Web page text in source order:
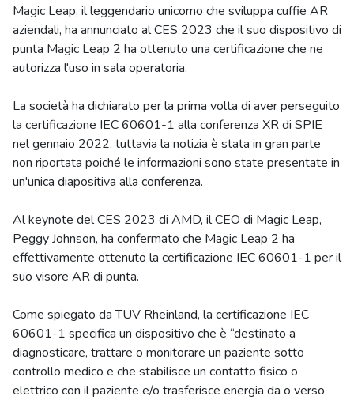
Magic Leap, il leggendario unicorno che sviluppa cuffie AR
aziendali, ha annunciato al CES 2023 che il suo dispositivo di
punta Magic Leap 2 ha ottenuto una certificazione che ne
autorizza l'uso in sala operatoria.
La società ha dichiarato per la prima volta di aver perseguito
la certificazione IEC 60601-1 alla conferenza XR di SPIE
nel gennaio 2022, tuttavia la notizia è stata in gran parte
non riportata poiché le informazioni sono state presentate in
un'unica diapositiva alla conferenza.
Al keynote del CES 2023 di AMD, il CEO di Magic Leap,
Peggy Johnson, ha confermato che Magic Leap 2 ha
effettivamente ottenuto la certificazione IEC 60601-1 per il
suo visore AR di punta.
Come spiegato da TÜV Rheinland, la certificazione IEC
60601-1 specifica un dispositivo che è “destinato a
diagnosticare, trattare o monitorare un paziente sotto
controllo medico e che stabilisce un contatto fisico o
elettrico con il paziente e/o trasferisce energia da o verso